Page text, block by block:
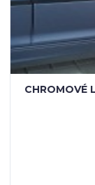
CHROMOVÉ